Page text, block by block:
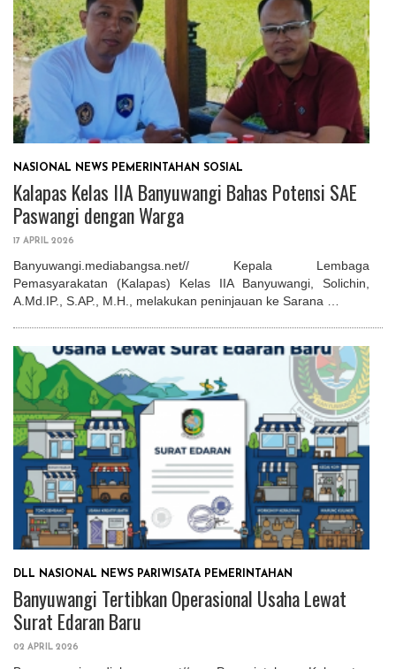
NASIONAL NEWS PEMERINTAHAN SOSIAL
Kalapas Kelas IIA Banyuwangi Bahas Potensi SAE
Paswangi dengan Warga
17 APRIL 2026
Banyuwangi.mediabangsa.net// Kepala Lembaga
Pemasyarakatan (Kalapas) Kelas IIA Banyuwangi, Solichin,
A.Md.IP., S.AP., M.H., melakukan peninjauan ke Sarana …
DLL NASIONAL NEWS PARIWISATA PEMERINTAHAN
Banyuwangi Tertibkan Operasional Usaha Lewat
Surat Edaran Baru
02 APRIL 2026